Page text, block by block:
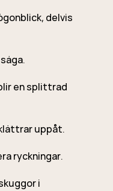
delvis
en splittrad
uppåt.
ryckningar.
i